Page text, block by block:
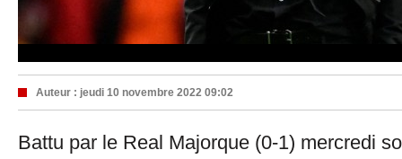
Auteur : jeudi 10 novembre 2022 09:02
Battu par le Real Majorque (0-1) mercredi